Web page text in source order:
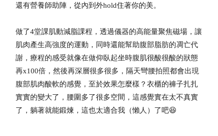
還有營養師助陣，從內到外hold住著你的美。
做了4堂課肌動減脂課程，透過儀器的高能量聚焦磁場，讓
肌肉產生高強度的運動，同時還能幫助腹部脂肪的凋亡代
謝，療程的感受就像在做仰臥起坐時腹肌很酸很酸的狀態
再x100倍，然後再深層很多很多，隔天彎腰拍照都會出現
腹部肌肉酸軟的感覺，至於效果怎麼樣？衣櫃的褲子扎扎
實實的變大了，腰圍多了很多空間，這感覺實在太不真實
了，躺著就能鍛煉，這也太適合我（懶人）了吧😆